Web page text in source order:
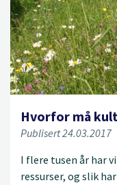
Hvorfor må
Publisert 24.03.2017
I flere tusen år har
ressurser, og slik